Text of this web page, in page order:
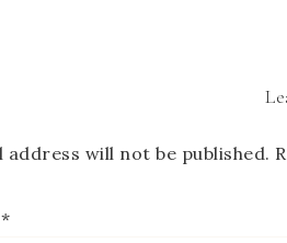
address will not be published.
*